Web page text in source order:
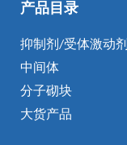
产品目录
抑制剂/受体激动剂
中间体
分子砌块
大货产品